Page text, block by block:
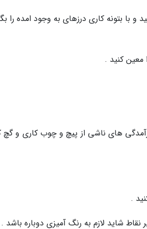
و با بتونه کاری درزهای به وجود امده را
کنید .
های ناشی از پیچ و چوب کاری و گچ
.
شاید لازم به رنگ آمیزی دوباره باشد .